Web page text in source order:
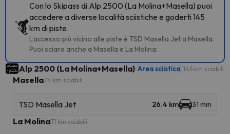
Con lo Skipass di Alp 2500 (La Molina+Masella) puoi
accedere a diverse località sciistiche e goderti 145
km di piste.
L'accesso più vicino alle piste è TSD Masella Jet a Masella.
Puoi sciare anche a Masella e La Molina.
Alp 2500 (La Molina+Masella) Area sciistica 145 km sciabili
Masella74 km sciabili
TSD Masella Jet 26.4 km 31 min
La Molina71 km sciabili